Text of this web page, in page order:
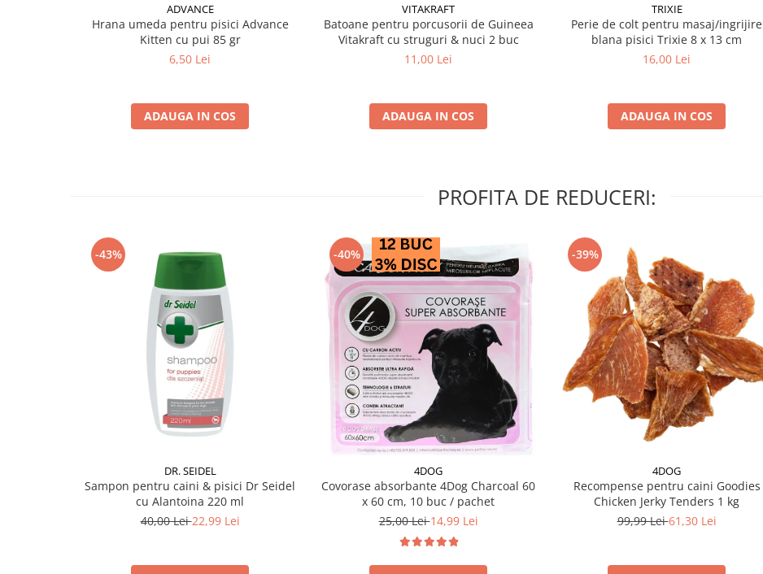
ADVANCE
Hrana umeda pentru pisici Advance
Kitten cu pui 85 gr
6,50 Lei
ADAUGA IN COS
VITAKRAFT
Batoane pentru porcusorii de Guineea
Vitakraft cu struguri & nuci 2 buc
11,00 Lei
ADAUGA IN COS
TRIXIE
Perie de colt pentru masaj/ingrijire
blana pisici Trixie 8 x 13 cm
16,00 Lei
ADAUGA IN COS
PROFITA DE REDUCERI:
-43%
DR. SEIDEL
Sampon pentru caini & pisici Dr Seidel
cu Alantoina 220 ml
40,00 Lei22,99 Lei
-40%
4DOG
Covorase absorbante 4Dog Charcoal 60
x 60 cm, 10 buc / pachet
25,00 Lei14,99 Lei
-39%
4DOG
Recompense pentru caini Goodies
Chicken Jerky Tenders 1 kg
99,99 Lei61,30 Lei